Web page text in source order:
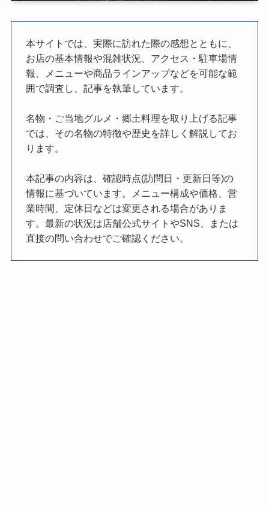
本サイトでは、実際に訪れた際の感想とともに、
お店の基本情報や混雑状況、アクセス・駐車場情
報、メニューや商品ラインアップなどを可能な範
囲で調査し、記事を執筆しています。
名物・ご当地グルメ・郷土料理を取り上げる記事
では、その名物の特徴や歴史を詳しく解説してお
ります。
本記事の内容は、確認時点(訪問日・更新日等)の
情報に基づいています。メニュー構成や価格、営
業時間、定休日などは変更される場合がありま
す。最新の状況は店舗公式サイトやSNS、または
直接の問い合わせでご確認ください。